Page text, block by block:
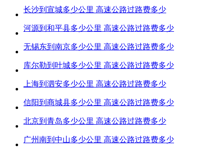
长沙到宣城多少公里 高速公路过路费多少
河源到和平县多少公里 高速公路过路费多少
无锡东到南京多少公里 高速公路过路费多少
库尔勒到叶城多少公里 高速公路过路费多少
上海到泗安多少公里 高速公路过路费多少
信阳到商城县多少公里 高速公路过路费多少
北京到青岛多少公里 高速公路过路费多少
广州南到中山多少公里 高速公路过路费多少